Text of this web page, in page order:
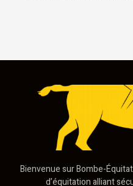
Bienvenue sur Bombe-
d’équitation alliant